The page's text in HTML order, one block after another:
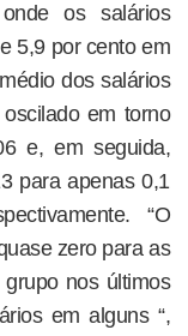
os salários
5,9 por cento em
dos salários
em torno
e, em seguida,
para apenas 0,1
“O
zero para as
nos últimos
em alguns “,